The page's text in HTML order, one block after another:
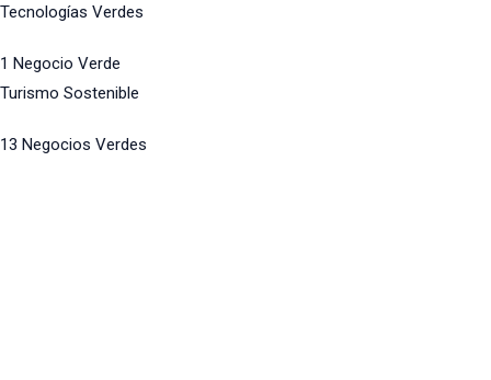
Tecnologías Verdes
1 Negocio Verde
Turismo Sostenible
13 Negocios Verdes